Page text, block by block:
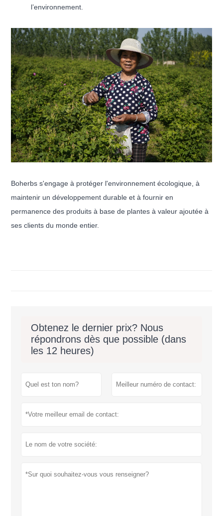
l’environnement.
Boherbs s'engage à protéger l'environnement écologique, à
maintenir un développement durable et à fournir en
permanence des produits à base de plantes à valeur ajoutée à
ses clients du monde entier.
Obtenez le dernier prix? Nous
répondrons dès que possible (dans
les 12 heures)